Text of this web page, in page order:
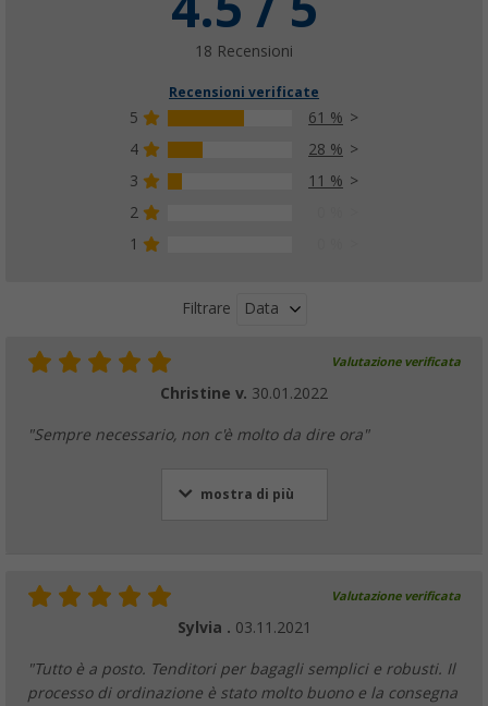
18 Recensioni
Recensioni verificate
5
61 %
4
28 %
3
11 %
2
1
Filtrare Data
Valutazione verificata
Christine v. 30.01.2022
"Sempre necessario, non c'è molto da dire ora"
mostra di più
Valutazione verificata
Sylvia . 03.11.2021
"Tutto è a posto. Tenditori per bagagli semplici e robusti. Il
processo di ordinazione è stato molto buono e la consegna